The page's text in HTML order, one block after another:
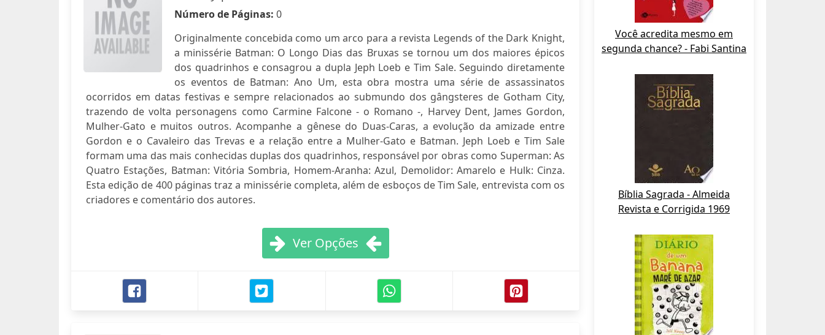
Número de Páginas: 0
Originalmente concebida como um arco para a revista Legends of the Dark Knight,
a minissérie Batman: O Longo Dias das Bruxas se tornou um dos maiores épicos
dos quadrinhos e consagrou a dupla Jeph Loeb e Tim Sale. Seguindo diretamente
os eventos de Batman: Ano Um, esta obra mostra uma série de assassinatos
ocorridos em datas festivas e sempre relacionados ao submundo dos gângsteres de Gotham City,
trazendo de volta personagens como Carmine Falcone - o Romano -, Harvey Dent, James Gordon,
Mulher-Gato e muitos outros. Acompanhe a gênese do Duas-Caras, a evolução da amizade entre
Gordon e o Cavaleiro das Trevas e a relação entre a Mulher-Gato e Batman. Jeph Loeb e Tim Sale
formam uma das mais conhecidas duplas dos quadrinhos, responsável por obras como Superman: As
Quatro Estações, Batman: Vitória Sombria, Homem-Aranha: Azul, Demolidor: Amarelo e Hulk: Cinza.
Esta edição de 400 páginas traz a minissérie completa, além de esboços de Tim Sale, entrevista com os
criadores e comentário dos autores.
Ver Opções
Você acredita mesmo em
segunda chance? - Fabi Santina
Bíblia Sagrada - Almeida
Revista e Corrigida 1969